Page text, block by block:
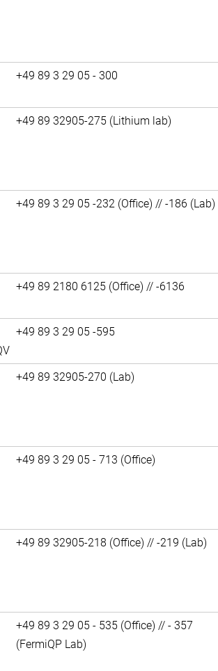
+49 89 3 29 05 - 300
+49 89 32905-275 (Lithium lab)
+49 89 3 29 05 -232 (Office) // -186 (Lab)
+49 89 2180 6125 (Office) // -6136
+49 89 3 29 05 -595
+49 89 32905-270 (Lab)
+49 89 3 29 05 - 713 (Office)
+49 89 32905-218 (Office) // -219 (Lab)
+49 89 3 29 05 - 535 (Office) // - 357
(FermiQP Lab)